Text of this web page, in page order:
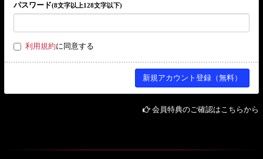
パスワード(8文字以上128文字以下)
利用規約に同意する
会員特典のご確認はこちらから